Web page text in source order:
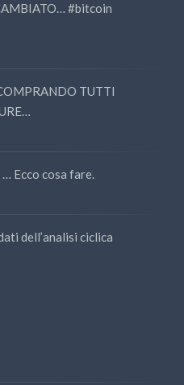
#bitcoin
TUTTI
Ecco cosa fare.
dell’analisi ciclica